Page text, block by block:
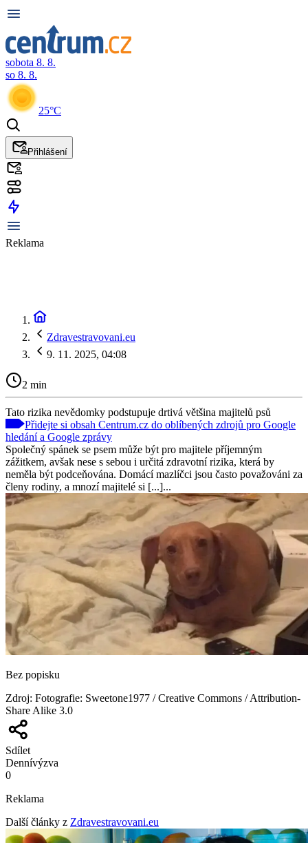
sobota 8. 8.
so 8. 8.
25°C
Přihlášení
Reklama
Zdravestravovani.eu
9. 11. 2025, 04:08
2 min
Tato rizika nevědomky podstupuje drtivá většina majitelů psů
Přidejte si obsah Centrum.cz do oblíbených zdrojů pro Google
hledání a Google zprávy
Společný spánek se psem může být pro majitele příjemným
zážitkem, avšak nese s sebou i určitá zdravotní rizika, která by
neměla být podceňována. Domácí mazlíčci jsou často považováni za
členy rodiny, a mnozí majitelé si [...]...
Bez popisku
Zdroj: Fotografie: Sweetone1977 / Creative Commons / Attribution-
Share Alike 3.0
Sdílet
Dennívýzva
0
Reklama
Další články z Zdravestravovani.eu